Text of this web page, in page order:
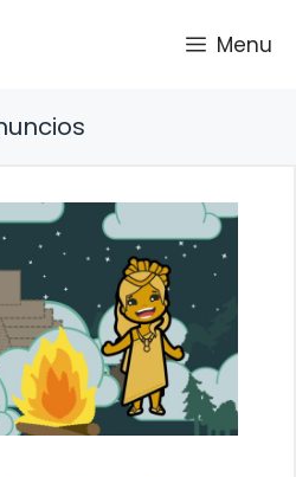
Menu